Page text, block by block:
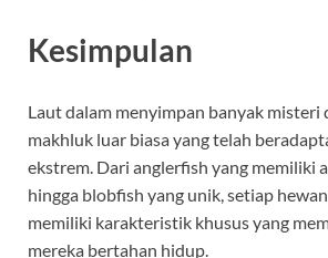
Kesimpulan
Laut dalam menyimpan banyak misteri
makhluk luar biasa yang telah
ekstrem. Dari anglerfish yang memiliki
hingga blobfish yang unik, setiap
memiliki karakteristik khusus yang
mereka bertahan hidup.